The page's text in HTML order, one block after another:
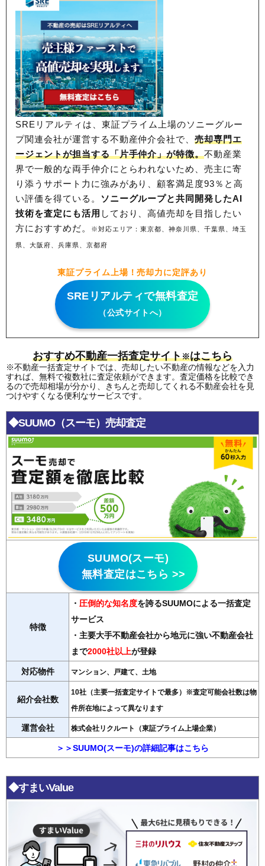
SREリアルティは、東証プライム上場のソニーグルー
プ関連会社が運営する不動産仲介会社で、売却専門エ
ージェントが担当する「片手仲介」が特徴。不動産業
界で一般的な両手仲介にとらわれないため、売主に寄
り添うサポート力に強みがあり、顧客満足度93％と高
い評価を得ている。 ソニーグループと共同開発したAI
技術を査定にも活用 しており、高値売却を目指したい
方におすすめだ。
※対応エリア：東京都、神奈川県、千葉県、埼玉
県、大阪府、兵庫県、京都府
東証プライム上場！売却力に定評あり
SREリアルティで無料査定
（公式サイトへ）
おすすめ不動産一括査定サイト※はこちら
※不動産一括査定サイトでは、売却したい不動産の情報などを入力
すれば、無料で複数社に査定依頼ができます。査定価格を比較でき
るので売却相場が分かり、きちんと売却してくれる不動産会社を見
つけやすくなる便利なサービスです。
◆SUUMO（スーモ）売却査定
SUUMO(スーモ)
無料査定はこちら >>
特徴
・ 圧倒的な知名度を誇るSUUMOによる一括査定
サービス
・主要大手不動産会社から地元に強い不動産会社
まで2000社以上が登録
対応物件 マンション、戸建て、土地
紹介会社数
10社（主要一括査定サイトで最多）※査定可能会社数は物
件所在地によって異なります
運営会社 株式会社リクルート（東証プライム上場企業）
＞＞SUUMO(スーモ)の詳細記事はこちら
◆すまいValue